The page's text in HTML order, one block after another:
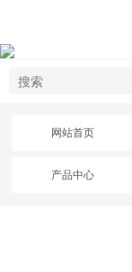
网站首页
产品中心